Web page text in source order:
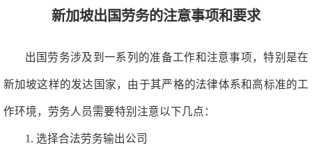
新加坡出国劳务的注意事项和要求
出国劳务涉及到一系列的准备工作和注意事项，特别是在
新加坡这样的发达国家，由于其严格的法律体系和高标准的工
作环境，劳务人员需要特别注意以下几点：
1. 选择合法劳务输出公司